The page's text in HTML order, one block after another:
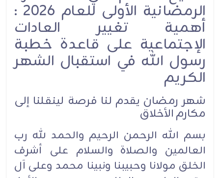
الرمضانية الأولى للعام 2026 :
أهمية تغيير العادات
الإجتماعية على قاعدة خطبة
رسول الله في استقبال الشهر
الكريم
شهر رمضان يقدم لنا فرصة لينقلنا إلى
مكارم الأخلاق
بسم الله الرحمن الرحيم والحمد لله رب
العالمين والصلاة والسلام على أشرف
الخلق مولانا وحبيبنا ونبينا محمد وعلى آل